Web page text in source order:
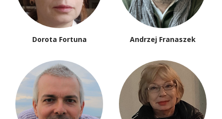
Dorota Fortuna Andrzej Franaszek